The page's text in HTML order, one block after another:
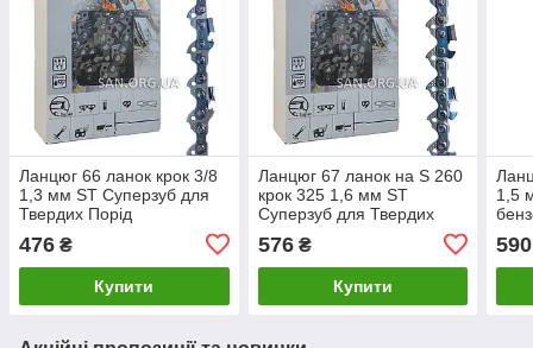
Ланцюг 66 ланок крок 3/8
1,3 мм ST Суперзуб для
Твердих Порід
476 ₴
Купити
Ланцюг 67 ланок на S 260
крок 325 1,6 мм ST
Суперзуб для Твердих
576₴
Купити
1,5
590